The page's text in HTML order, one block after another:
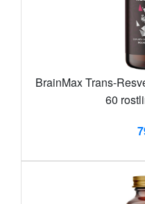
BrainMax Trans-
60